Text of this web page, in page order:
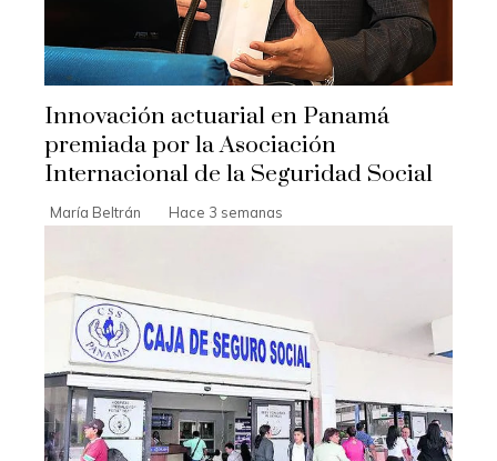
Innovación actuarial en Panamá
premiada por la Asociación
Internacional de la Seguridad Social
María Beltrán Hace 3 semanas